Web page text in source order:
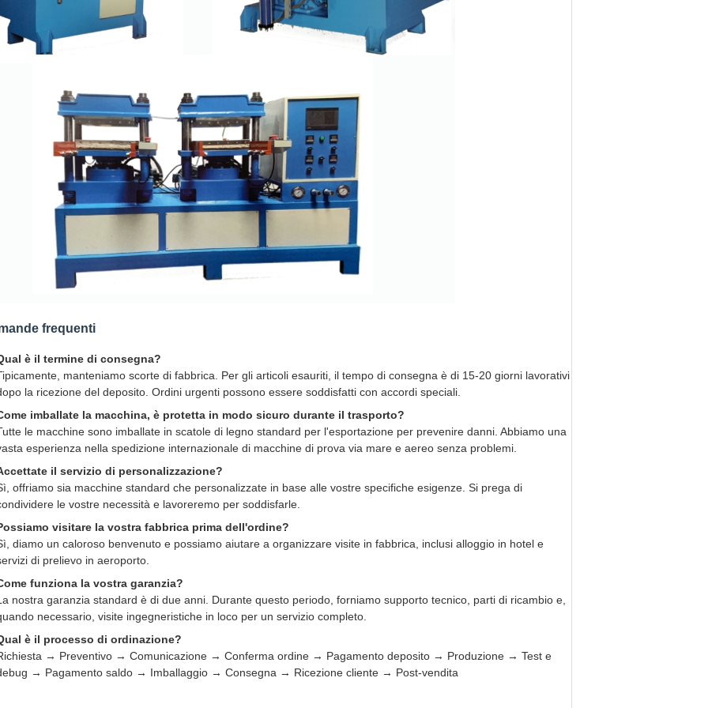
frequenti
è il termine di consegna?
manteniamo scorte di fabbrica. Per gli articoli esauriti, il tempo di consegna è di 15-20 giorni lavorativi
la ricezione del deposito. Ordini urgenti possono essere soddisfatti con accordi speciali.
imballate la macchina, è protetta in modo sicuro durante il trasporto?
le macchine sono imballate in scatole di legno standard per l'esportazione per prevenire danni. Abbiamo una
esperienza nella spedizione internazionale di macchine di prova via mare e aereo senza problemi.
il servizio di personalizzazione?
offriamo sia macchine standard che personalizzate in base alle vostre specifiche esigenze. Si prega di
le vostre necessità e lavoreremo per soddisfarle.
visitare la vostra fabbrica prima dell'ordine?
diamo un caloroso benvenuto e possiamo aiutare a organizzare visite in fabbrica, inclusi alloggio in hotel e
di prelievo in aeroporto.
funziona la vostra garanzia?
nostra garanzia standard è di due anni. Durante questo periodo, forniamo supporto tecnico, parti di ricambio e,
necessario, visite ingegneristiche in loco per un servizio completo.
è il processo di ordinazione?
→ Preventivo → Comunicazione → Conferma ordine → Pagamento deposito → Produzione → Test e
→ Pagamento saldo → Imballaggio → Consegna → Ricezione cliente → Post-vendita